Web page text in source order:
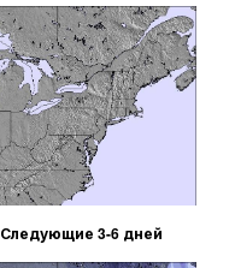
Следующие 3-6 дней